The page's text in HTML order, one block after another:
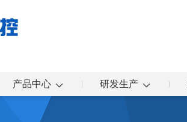
产品中心 研发生产